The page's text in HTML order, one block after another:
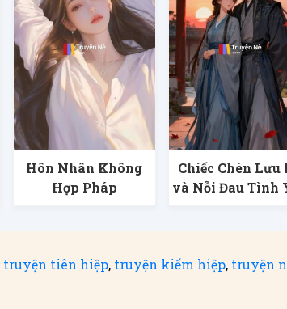
Hôn Nhân Không
Hợp Pháp
Chiếc Chén Lưu
và Nỗi Đau Tình
truyện tiên hiệp, truyện kiếm hiệp, truyện